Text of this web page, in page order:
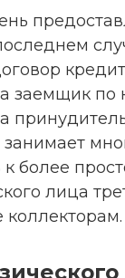
заемщик
более
лица
коллекторам.